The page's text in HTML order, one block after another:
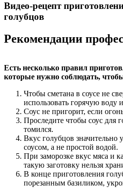
Видео-рецепт
голубцов
Рекомендации
Есть несколько правил
которые нужно соблюдать,
Чтобы сметана в соусе не
использовать горячую воду
Соус не пригорит, если
Проследите чтобы соус для
томился.
Вкус голубцов значительно
соусом, а не простой водой.
При заморозке вкус мяса и
такую заготовку нельзя
В конце приготовления
порезанным базиликом,